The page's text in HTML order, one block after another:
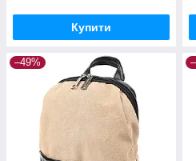
Купити
–49%